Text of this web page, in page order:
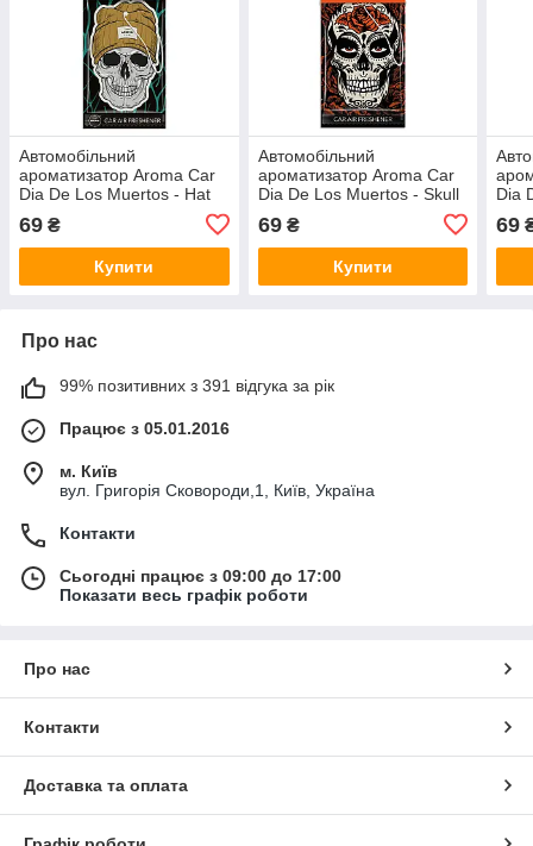
Автомобільний
ароматизатор Aroma Car
Dia De Los Muertos - Hat
69 ₴
Купити
Автомобільний
ароматизатор Aroma Car
Dia De Los Muertos - Skull
69₴
Купити
Dia
69
Про нас
99% позитивних з 391 відгука за рік
Працює з 05.01.2016
м. Київ
вул. Григорія Сковороди,1, Київ, Україна
Контакти
Сьогодні працює з 09:00 до 17:00
Показати весь графік роботи
Про нас
Контакти
Доставка та оплата